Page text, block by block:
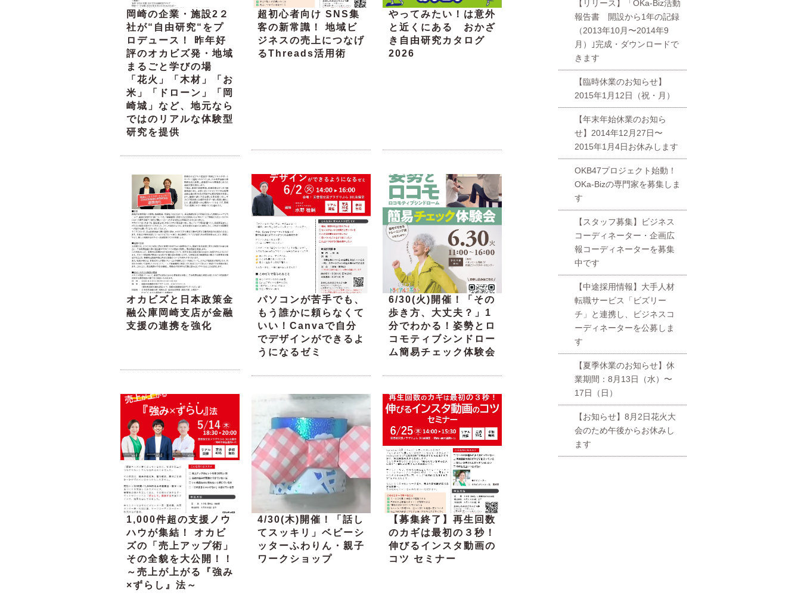
岡崎の企業・施設2２
社が“自由研究“をプ
ロデュース！ 昨年好
評のオカビズ発・地域
まるごと学びの場
「花火」「木材」「お
米」「ドローン」「岡
崎城」など、地元なら
ではのリアルな体験型
研究を提供
超初心者向け SNS集
客の新常識！ 地域ビ
ジネスの売上につなげ
るThreads活用術
やってみたい！は意外
と近くにある おかざ
き自由研究カタログ
2026
オカビズと日本政策金
融公庫岡崎支店が金融
支援の連携を強化
パソコンが苦手でも、
もう誰かに頼らなくて
いい！Canvaで自分
でデザインができるよ
うになるゼミ
6/30(火)開催！「その
歩き方、大丈夫？」1
分でわかる！姿勢とロ
コモティブシンドロー
ム簡易チェック体験会
1,000件超の支援ノウ
ハウが集結！ オカビ
ズの「売上アップ術」
その全貌を大公開！！
～売上が上がる『強み
×ずらし』法～
4/30(木)開催！「話し
てスッキリ」ベビーシ
ッターふわりん・親子
ワークショップ
【募集終了】再生回数
のカギは最初の３秒！
伸びるインスタ動画の
コツ セミナー
【リリース】「OKa-Biz活動
報告書 開設から1年の記録
（2013年10月〜2014年9
月）｣完成・ダウンロードで
きます
【臨時休業のお知らせ】
2015年1月12日（祝・月）
【年末年始休業のお知ら
せ】2014年12月27日〜
2015年1月4日お休みします
OKB47プロジェクト始動！
OKa-Bizの専門家を募集しま
す
【スタッフ募集】ビジネス
コーディネーター・企画広
報コーディネーターを募集
中です
【中途採用情報】大手人材
転職サービス「ビズリー
チ」と連携し、ビジネスコ
ーディネーターを公募しま
す
【夏季休業のお知らせ】休
業期間：8月13日（水）〜
17日（日）
【お知らせ】8月2日花火大
会のため午後からお休みし
ます